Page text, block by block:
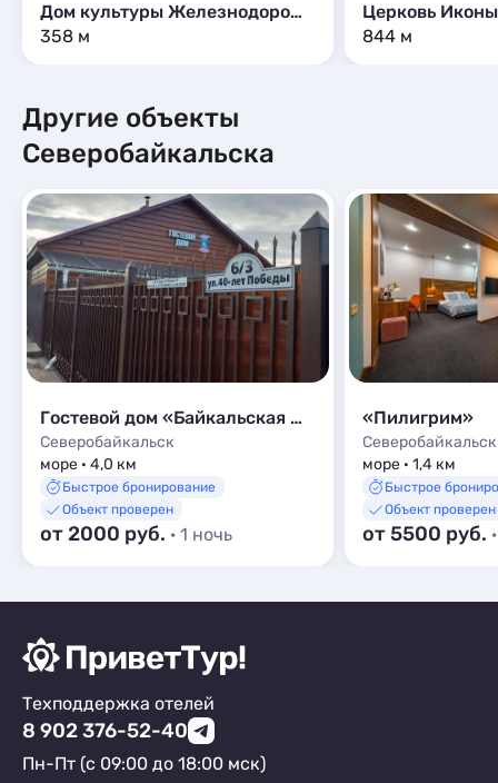
Дом культуры Железнодорожник
358 м
844 м
Другие объекты
Северобайкальска
Гостевой дом «Байкальская жемчужинка»
Северобайкальск
море · 4,0 км
Быстрое бронирование
Объект проверен
от 2000 руб. · 1 ночь
«Пилигрим»
Северобайкальск
море · 1,4 км
Быстрое
Объект проверен
от 5500 руб.
Техподдержка отелей
8 902 376-52-40
Пн-Пт (с 09:00 до 18:00 мск)